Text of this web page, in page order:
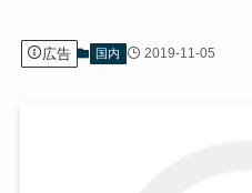
広告 国内 2019-11-05